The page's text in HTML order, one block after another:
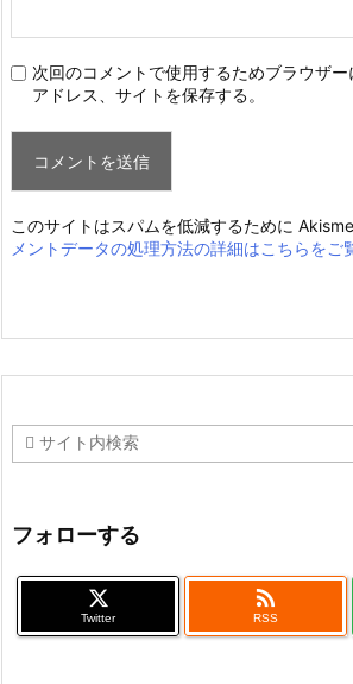
次回のコメントで使用するためブラウザ
アドレス、サイトを保存する。
このサイトはスパムを低減するために
メントデータの処理方法の詳細はこちらをご
フォローする
Twitter

RSS